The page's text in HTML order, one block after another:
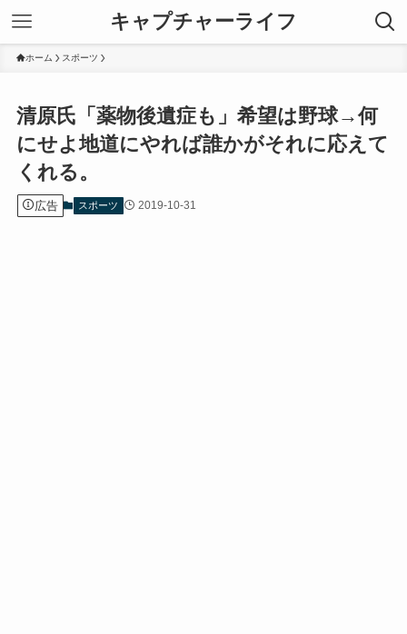
キャプチャーライフ
ホーム スポーツ
清原氏「薬物後遺症も」希望は野球→何
にせよ地道にやれば誰かがそれに応えて
くれる。
広告 スポーツ 2019-10-31